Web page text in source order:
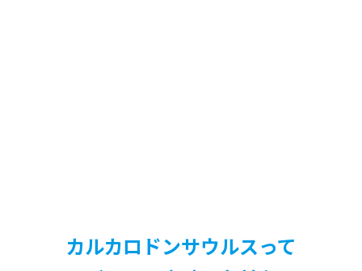
カルカロドンサウルスって